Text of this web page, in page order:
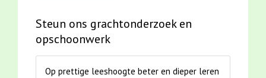
Steun ons grachtonderzoek en
opschoonwerk
Op prettige leeshoogte beter en dieper leren